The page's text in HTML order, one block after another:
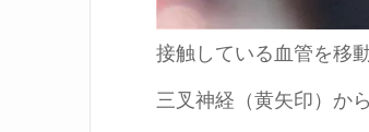
接触している血管を移動
三叉神経（黄矢印）か